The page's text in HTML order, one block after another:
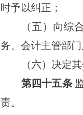
时予以纠正；
（五）向综
务、会计主管部
（六）决定
第四十五条
责。